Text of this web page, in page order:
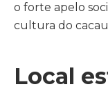
o forte apelo
cultura do
Local